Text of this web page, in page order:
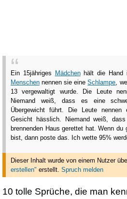
Ein 15jähriges Mädchenhält die Hand
Menschen nennen sie eineSchlampe,
13 vergewaltigt wurde. Die Leute
Niemand weiß, dass es eine
Übergewicht führt. Die Leute nennen
Gesicht hässlich. Niemand weiß,
brennenden Haus gerettet hat. Wenn du
bist, dann poste das. Ich wette 95%
Dieser Inhalt wurde von einem Nutzer
erstellen" erstellt. Spruch melden
10 tolle Sprüche, die man